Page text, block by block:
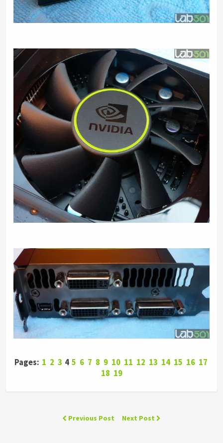
Pages: 1 2 3 4 5 6 7 8 9 10 11 12 13 14 15 16 17
18 19
Previous Post Next Post